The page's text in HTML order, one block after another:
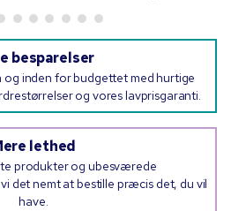
besparelser
og inden for budgettet med hurtige
og vores lavprisgaranti.
lethed
produkter og ubesværede
det nemt at bestille præcis det, du vil
have.